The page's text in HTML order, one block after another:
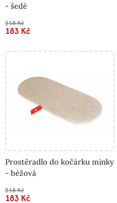
- šedé
218 Kč
183 Kč
Prostěradlo do kočárku minky
- béžová
218 Kč
183 Kč